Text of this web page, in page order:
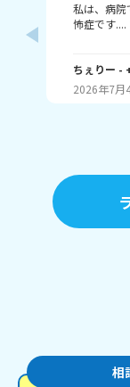
私は、病院
怖症です
んな恐怖
ちぇりー -
2026年7月
相